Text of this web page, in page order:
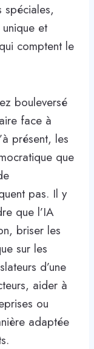
spéciales,
et
comptent le
bouleversé
face à
présent, les
que
pas. Il y
que l’IA
briser les
sur les
d’une
aider à
ou
adaptée